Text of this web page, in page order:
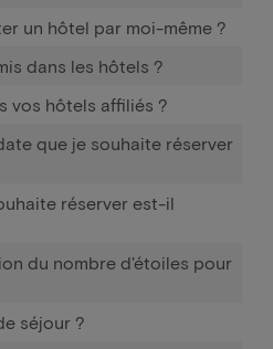
un hôtel par moi-même ?
dans les hôtels ?
vos hôtels affiliés ?
que je souhaite réserver
réserver est-il
du nombre d'étoiles pour
séjour ?